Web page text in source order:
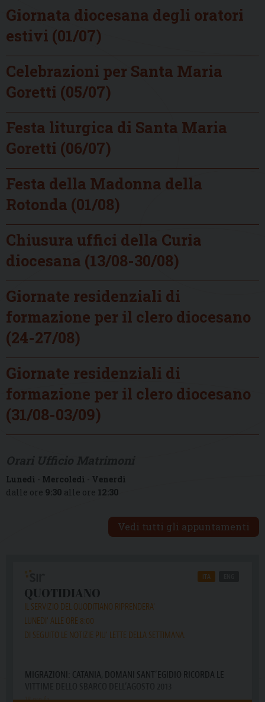
Giornata diocesana degli oratori
estivi (01/07)
Celebrazioni per Santa Maria
Goretti (05/07)
Festa liturgica di Santa Maria
Goretti (06/07)
Festa della Madonna della
Rotonda (01/08)
Chiusura uffici della Curia
diocesana (13/08-30/08)
Giornate residenziali di
formazione per il clero diocesano
(24-27/08)
Giornate residenziali di
formazione per il clero diocesano
(31/08-03/09)
Lunedì - Mercoledì - Venerdì
dalle ore 9:30 alle ore 12:30
Vedi tutti gli appuntamenti